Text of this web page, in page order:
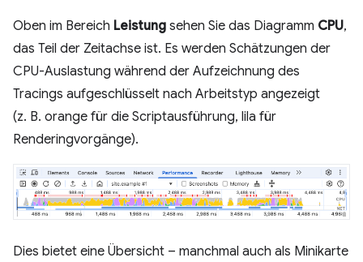
Oben im Bereich Leistung sehen Sie das Diagramm CPU,
das Teil der Zeitachse ist. Es werden Schätzungen der
CPU-Auslastung während der Aufzeichnung des
Tracings aufgeschlüsselt nach Arbeitstyp angezeigt
(z. B. orange für die Scriptausführung, lila für
Renderingvorgänge).
Dies bietet eine Übersicht – manchmal auch als Minikarte